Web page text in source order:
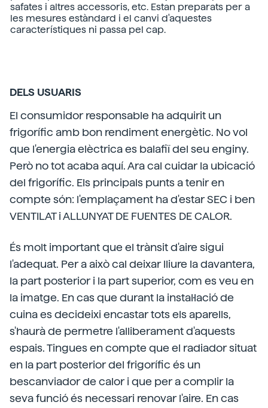
safates i altres accessoris, etc. Estan preparats per a
les mesures estàndard i el canvi d'aquestes
característiques ni passa pel cap.
DELS USUARIS
El consumidor responsable ha adquirit un
frigorífic amb bon rendiment energètic. No vol
que l'energia elèctrica es balafiï del seu enginy.
Però no tot acaba aquí. Ara cal cuidar la ubicació
del frigorífic. Els principals punts a tenir en
compte són: l'emplaçament ha d'estar SEC i ben
VENTILAT i ALLUNYAT DE FUENTES DE CALOR.
És molt important que el trànsit d'aire sigui
l'adequat. Per a això cal deixar lliure la davantera,
la part posterior i la part superior, com es veu en
la imatge. En cas que durant la instal·lació de
cuina es decideixi encastar tots els aparells,
s'haurà de permetre l'alliberament d'aquests
espais. Tingues en compte que el radiador situat
en la part posterior del frigorífic és un
bescanviador de calor i que per a complir la
seva funció és necessari renovar l'aire. En cas